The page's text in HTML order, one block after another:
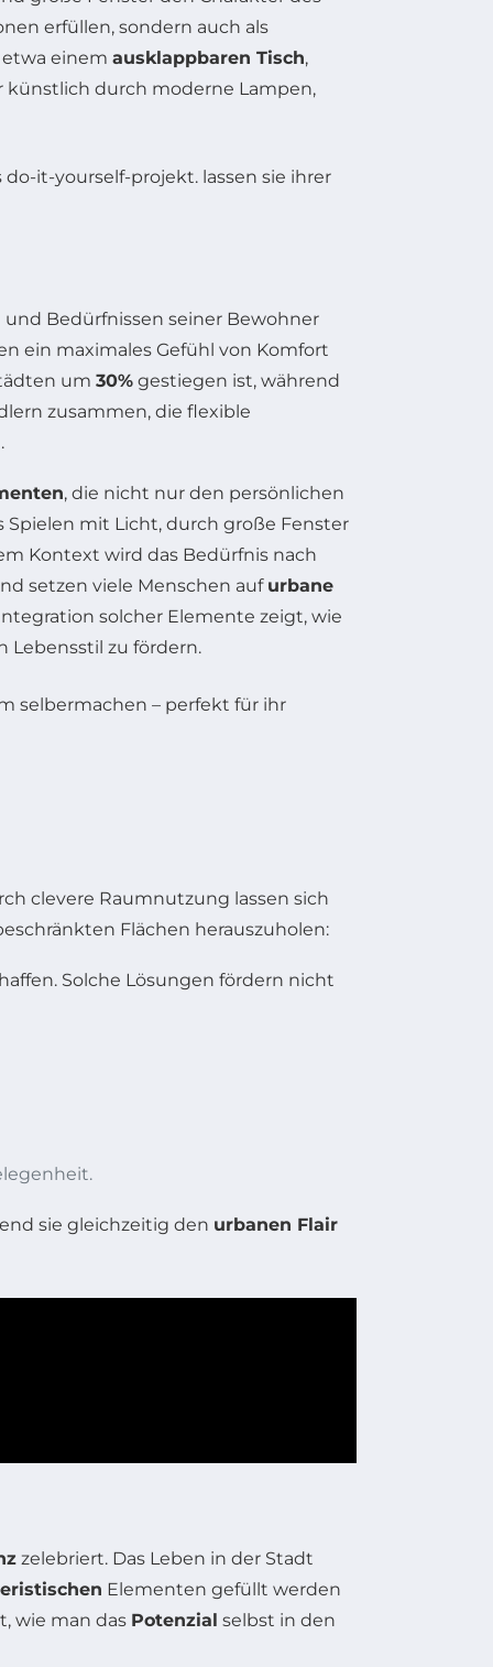
erfüllen, sondern auch als
einem ausklappbaren Tisch,
künstlich durch moderne Lampen,
Bedürfnissen seiner Bewohner
ein maximales Gefühl von Komfort
um 30% gestiegen ist, während
zusammen, die flexible
.
, die nicht nur den persönlichen
mit Licht, durch große Fenster
Kontext wird das Bedürfnis nach
setzen viele Menschen auf urbane
solcher Elemente zeigt, wie
zu fördern.
clevere Raumnutzung lassen sich
Flächen herauszuholen:
Solche Lösungen fördern nicht
sie gleichzeitig den urbanen Flair
zelebriert. Das Leben in der Stadt
Elementen gefüllt werden
wie man das Potenzial selbst in den